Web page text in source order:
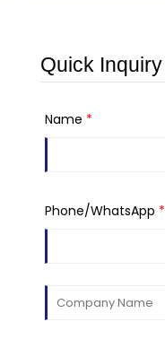
Quick Inquiry
Name *
Phone/WhatsApp *